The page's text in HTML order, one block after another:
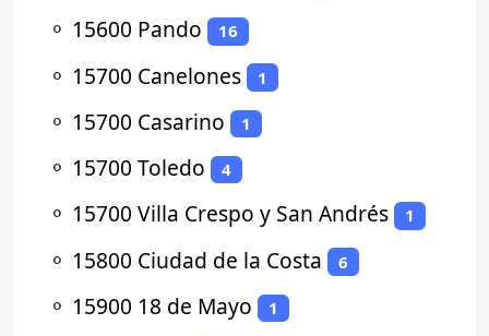
⚬ 15600 Pando 16
⚬ 15700 Canelones 1
⚬ 15700 Casarino 1
⚬ 15700 Toledo 4
⚬ 15700 Villa Crespo y San Andrés 1
⚬ 15800 Ciudad de la Costa 6
⚬ 15900 18 de Mayo 1